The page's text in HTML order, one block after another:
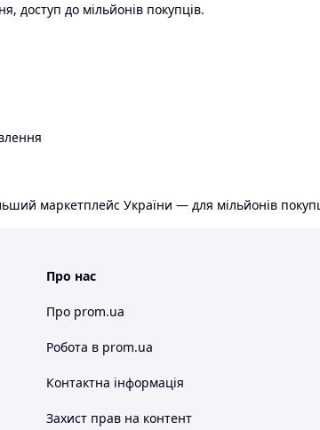
доступ до мільйонів покупців.
маркетплейс України — для мільйонів
Про нас
Про prom.ua
Робота в prom.ua
Контактна інформація
Захист прав на контент